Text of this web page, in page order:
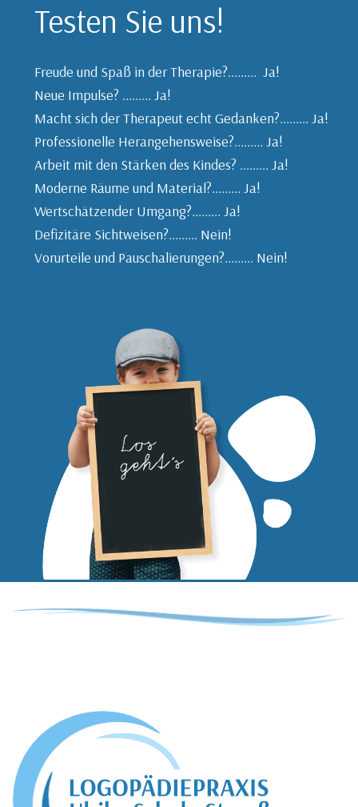
Testen Sie uns!
Freude und Spaß in der Therapie?......... Ja!
Neue Impulse? ......... Ja!
Macht sich der Therapeut echt Gedanken?......... Ja!
Professionelle Herangehensweise?......... Ja!
Arbeit mit den Stärken des Kindes? ......... Ja!
Moderne Räume und Material?......... Ja!
Wertschätzender Umgang?......... Ja!
Defizitäre Sichtweisen?......... Nein!
Vorurteile und Pauschalierungen?......... Nein!